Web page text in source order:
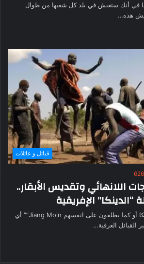
في أنك ستعيش في بلد كل شعبها من طوال
هذه…
قبائل و عائلات
626
اللانهائي وتقديس الأبقار..
الإفريقية
أميرة جادو تعد قبيلة الدينكا أو كما يطلقون على انفسهم Jiang Moin”” أي
القبائل العرقية…